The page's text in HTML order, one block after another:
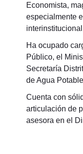
Economista,
especialmente
Ha ocupado
Público, el
Secretaría
de Agua
Cuenta con
articulación de
asesora en el